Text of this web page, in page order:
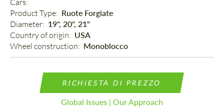
Cars:
Product Type: Ruote Forgiate
Diameter: 19", 20", 21"
Country of origin: USA
Wheel construction: Monoblocco
RICHIESTA DI PREZZO
Global Issues | Our Approach